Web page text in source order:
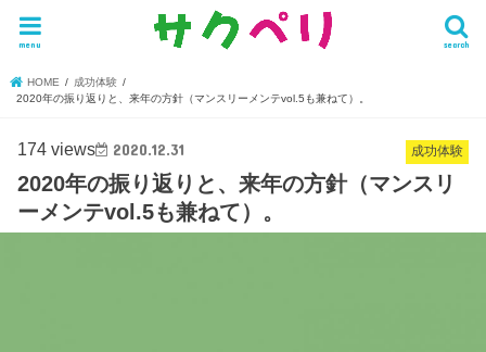
search
menu
HOME
成功体験
2020年の振り返りと、来年の方針（マンスリーメンテvol.5も兼ねて）。
成功体験
174 views 2020.12.31
2020年の振り返りと、来年の方針（マンスリ
ーメンテvol.5も兼ねて）。